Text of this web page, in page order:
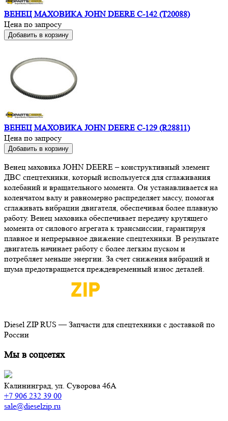
ВЕНЕЦ МАХОВИКА JOHN DEERE C-142 (T20088)
Цена по запросу
Добавить в корзину
ВЕНЕЦ МАХОВИКА JOHN DEERE C-129 (R28811)
Цена по запросу
Добавить в корзину
Венец маховика JOHN DEERE – конструктивный элемент
ДВС спецтехники, который используется для сглаживания
колебаний и вращательного момента. Он устанавливается на
коленчатом валу и равномерно распределяет массу, помогая
сглаживать вибрации двигателя, обеспечивая более плавную
работу. Венец маховика обеспечивает передачу крутящего
момента от силового агрегата к трансмиссии, гарантируя
плавное и непрерывное движение спецтехники. В результате
двигатель начинает работу с более легким пуском и
потребляет меньше энергии. За счет снижения вибраций и
шума предотвращается преждевременный износ деталей.
Diesel ZIP RUS — Запчасти для спецтехники с доставкой по
России
Мы в соцсетях
Калининград, ул. Суворова 46А
+7 906 232 39 00
sale@dieselzip.ru